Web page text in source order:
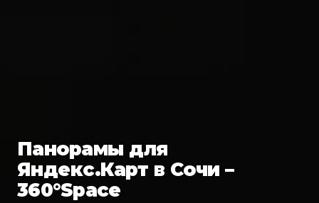
Панорамы для
Яндекс.Карт в Сочи –
360°Space